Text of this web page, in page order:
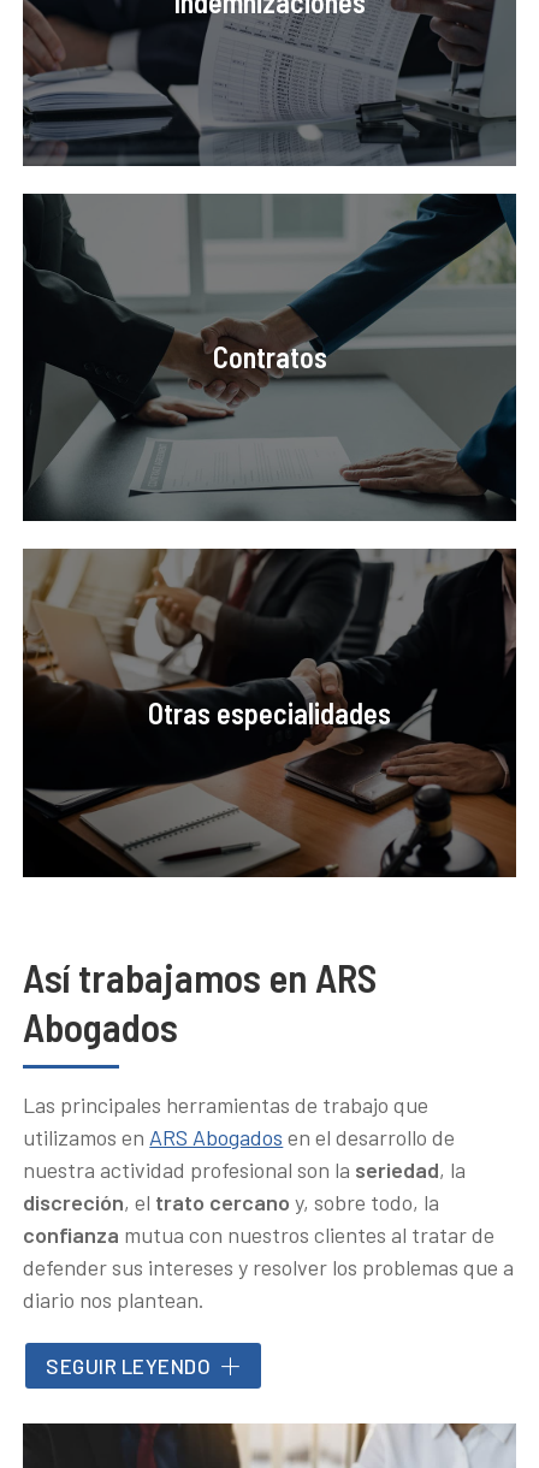
Contratos
Otras especialidades
Así trabajamos en ARS
Abogados
Las principales herramientas de trabajo que
utilizamos en ARS Abogados en el desarrollo de
nuestra actividad profesional son la seriedad, la
discreción, el trato cercano y, sobre todo, la
confianza mutua con nuestros clientes al tratar de
defender sus intereses y resolver los problemas que a
diario nos plantean.
Entendemos que el ejercicio de la profesión de la
abogacía requiere actualmente del auxilio de una
oferta multidisciplinar que no debe resultar
incompatible con la
atención personalizada
SEGUIR LEYENDO